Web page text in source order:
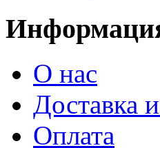
О нас
Доставка
Оплата